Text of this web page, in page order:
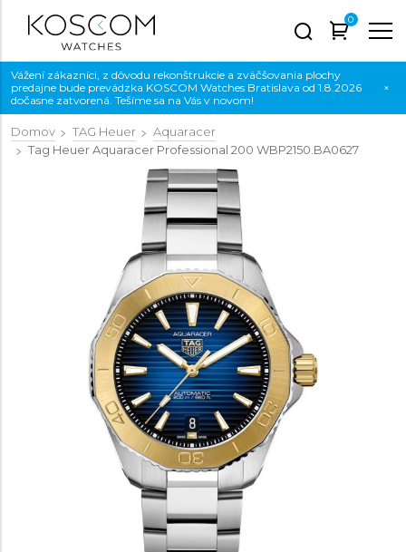
0
Vážení zákazníci, z dôvodu rekonštrukcie a zväčšovania plochy
predajne bude prevádzka KOSCOM Watches Bratislava od 1.8.2026
dočasne zatvorená. Tešíme sa na Vás v novom!
×
Domov TAG Heuer
Aquaracer
Tag Heuer Aquaracer Professional 200 WBP2150.BA0627